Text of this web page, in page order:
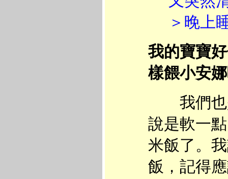
＞晚上
我的寶寶
樣餵小安
我們也
說是軟一
米飯了。
飯，記得